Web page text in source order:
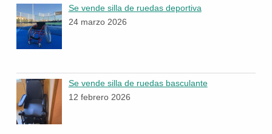
Se vende silla de ruedas deportiva
24 marzo 2026
Se vende silla de ruedas basculante
12 febrero 2026